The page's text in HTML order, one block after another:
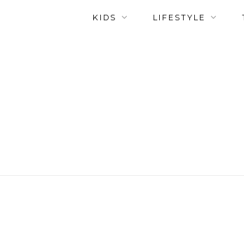
KIDS LIFESTYLE